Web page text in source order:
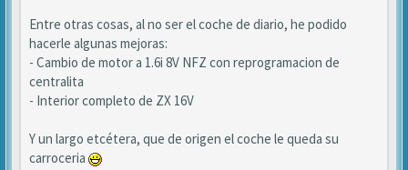
Entre otras cosas, al no ser el coche de diario, he podido
hacerle algunas mejoras:
- Cambio de motor a 1.6i 8V NFZ con reprogramacion de
centralita
- Interior completo de ZX 16V
Y un largo etcétera, que de origen el coche le queda su
carroceria